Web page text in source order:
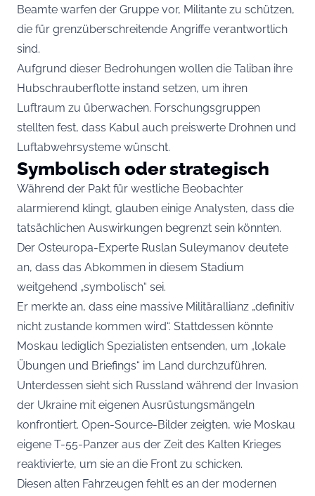
Beamte warfen der Gruppe vor, Militante zu schützen,
die für grenzüberschreitende Angriffe verantwortlich
sind.
Aufgrund dieser Bedrohungen wollen die Taliban ihre
Hubschrauberflotte instand setzen, um ihren
Luftraum zu überwachen. Forschungsgruppen
stellten fest, dass Kabul auch preiswerte Drohnen und
Luftabwehrsysteme wünscht.
Symbolisch oder strategisch
Während der Pakt für westliche Beobachter
alarmierend klingt, glauben einige Analysten, dass die
tatsächlichen Auswirkungen begrenzt sein könnten.
Der Osteuropa-Experte Ruslan Suleymanov deutete
an, dass das Abkommen in diesem Stadium
weitgehend „symbolisch“ sei.
Er merkte an, dass eine massive Militärallianz „definitiv
nicht zustande kommen wird“. Stattdessen könnte
Moskau lediglich Spezialisten entsenden, um „lokale
Übungen und Briefings“ im Land durchzuführen.
Unterdessen sieht sich Russland während der Invasion
der Ukraine mit eigenen Ausrüstungsmängeln
konfrontiert. Open-Source-Bilder zeigten, wie Moskau
eigene T-55-Panzer aus der Zeit des Kalten Krieges
reaktivierte, um sie an die Front zu schicken.
Diesen alten Fahrzeugen fehlt es an der modernen